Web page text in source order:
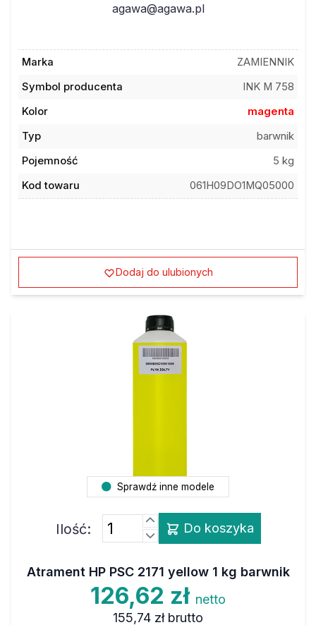
agawa@agawa.pl
Marka
ZAMIENNIK
Symbol producenta
INK M 758
Kolor
magenta
Typ
barwnik
Pojemność
5 kg
Kod towaru
061H09DO1MQ05000
Dodaj do ulubionych
Sprawdź inne modele
Ilość: Do koszyka
Atrament HP PSC 2171 yellow 1 kg barwnik
126,62 zł netto
155,74 zł brutto